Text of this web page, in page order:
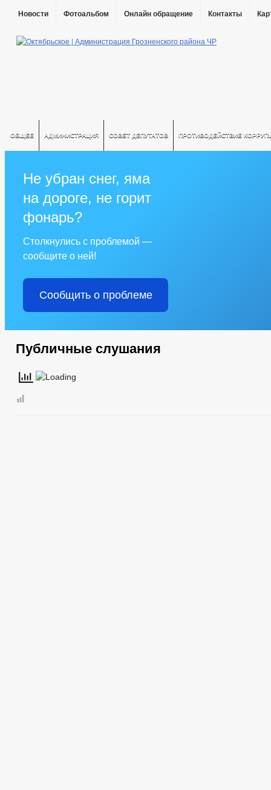
Новости Фотоальбом Онлайн обращение Контакты
ОБЩЕЕ АДМИНИСТРАЦИЯ СОВЕТ ДЕПУТАТОВ ПРОТИВОДЕЙСТВИЕ
Не убран снег, яма
на дороге, не горит
фонарь?
Столкнулись с проблемой —
сообщите о ней!
Сообщить о проблеме
Публичные слушания